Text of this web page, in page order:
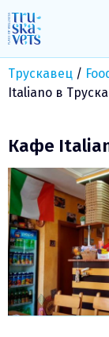
to
content
Трускавец /
Italiano в
Кафе